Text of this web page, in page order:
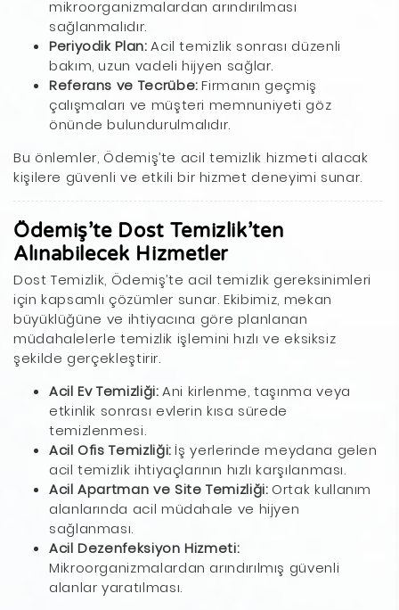
mikroorganizmalardan arındırılması
sağlanmalıdır.
Periyodik Plan:Acil temizlik sonrası düzenli
bakım, uzun vadeli hijyen sağlar.
Referans ve Tecrübe:Firmanın geçmiş
çalışmaları ve müşteri memnuniyeti göz
önünde bulundurulmalıdır.
Bu önlemler, Ödemiş’te acil temizlik hizmeti alacak
kişilere güvenli ve etkili bir hizmet deneyimi sunar.
Ödemiş’te Dost Temizlik’ten
Alınabilecek Hizmetler
Dost Temizlik, Ödemiş’te acil temizlik gereksinimleri
için kapsamlı çözümler sunar. Ekibimiz, mekan
büyüklüğüne ve ihtiyacına göre planlanan
müdahalelerle temizlik işlemini hızlı ve eksiksiz
şekilde gerçekleştirir.
Acil Ev Temizliği:Ani kirlenme, taşınma veya
etkinlik sonrası evlerin kısa sürede
temizlenmesi.
Acil Ofis Temizliği:İş yerlerinde meydana gelen
acil temizlik ihtiyaçlarının hızlı karşılanması.
Acil Apartman ve Site Temizliği:Ortak kullanım
alanlarında acil müdahale ve hijyen
sağlanması.
Acil Dezenfeksiyon Hizmeti:
Mikroorganizmalardan arındırılmış güvenli
alanlar yaratılması.